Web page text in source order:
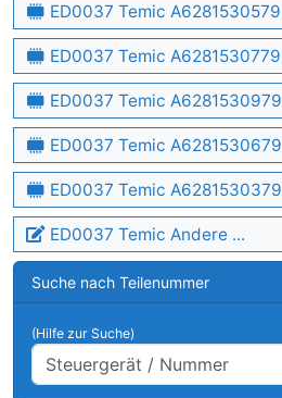
ED0037 Temic A6281530579
ED0037 Temic A6281530779
ED0037 Temic A6281530979
ED0037 Temic A6281530679
ED0037 Temic A6281530379
ED0037 Temic Andere ...
Suche nach Teilenummer
(Hilfe zur Suche)